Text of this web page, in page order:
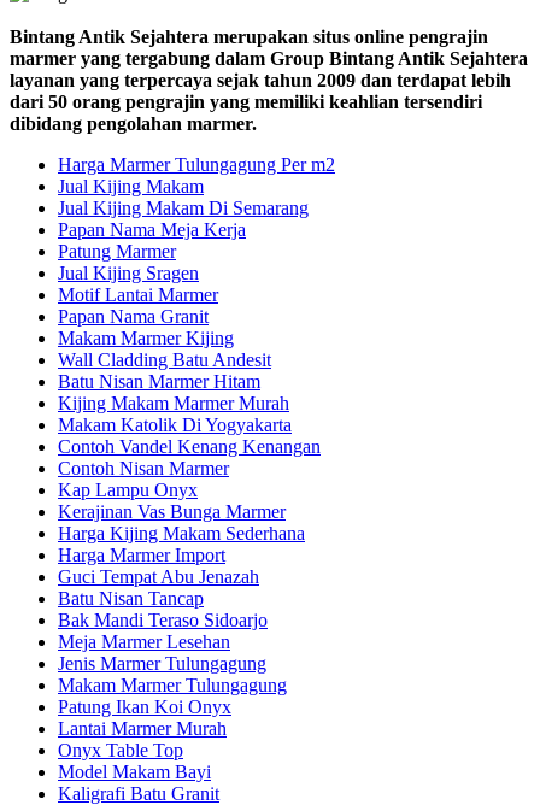
Bintang Antik Sejahtera merupakan situs online pengrajin
marmer yang tergabung dalam Group Bintang Antik Sejahtera
layanan yang terpercaya sejak tahun 2009 dan terdapat lebih
dari 50 orang pengrajin yang memiliki keahlian tersendiri
dibidang pengolahan marmer.
Harga Marmer Tulungagung Per m2
Jual Kijing Makam
Jual Kijing Makam Di Semarang
Papan Nama Meja Kerja
Patung Marmer
Jual Kijing Sragen
Motif Lantai Marmer
Papan Nama Granit
Makam Marmer Kijing
Wall Cladding Batu Andesit
Batu Nisan Marmer Hitam
Kijing Makam Marmer Murah
Makam Katolik Di Yogyakarta
Contoh Vandel Kenang Kenangan
Contoh Nisan Marmer
Kap Lampu Onyx
Kerajinan Vas Bunga Marmer
Harga Kijing Makam Sederhana
Harga Marmer Import
Guci Tempat Abu Jenazah
Batu Nisan Tancap
Bak Mandi Teraso Sidoarjo
Meja Marmer Lesehan
Jenis Marmer Tulungagung
Makam Marmer Tulungagung
Patung Ikan Koi Onyx
Lantai Marmer Murah
Onyx Table Top
Model Makam Bayi
Kaligrafi Batu Granit